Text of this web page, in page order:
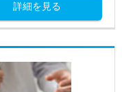
詳細を見る